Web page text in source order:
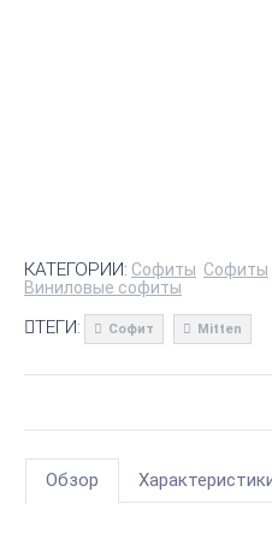
КАТЕГОРИИ: Софиты Софиты
Виниловые софиты
ТЕГИ: Софит Mitten
Обзор